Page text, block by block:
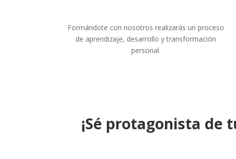
Formándote con nosotros realizarás un proceso
de aprendizaje, desarrollo y transformación
personal.
¡Sé protagonista de